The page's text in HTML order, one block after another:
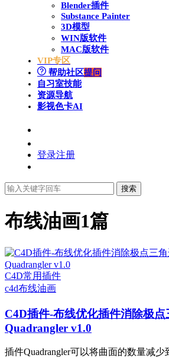
Blender插件
Substance Painter
3D模型
WIN版软件
MAC版软件
VIP专区
帮助社区提问
自习室技能
资源导航
影视色卡AI
登录注册
搜索
布线油画1篇
C4D常用插件
c4d布线油画
C4D插件-布线优化插件消除极
Quadrangler v1.0
插件Quadrangler可以将曲面的数量减